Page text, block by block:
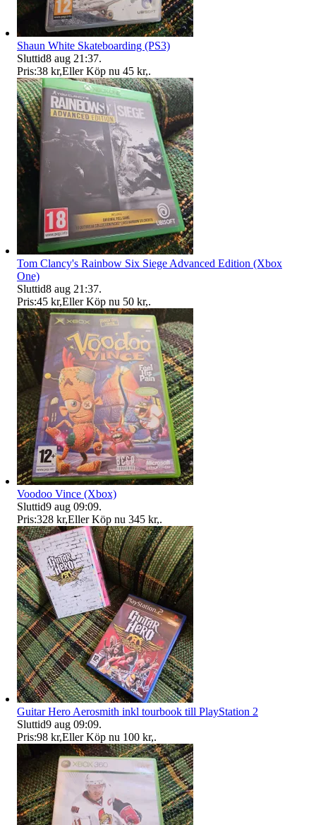
Shaun White Skateboarding (PS3)
Sluttid8 aug 21:37.
Pris:38 kr,Eller Köp nu 45 kr,.
Tom Clancy's Rainbow Six Siege Advanced Edition (Xbox
One)
Sluttid8 aug 21:37.
Pris:45 kr,Eller Köp nu 50 kr,.
Voodoo Vince (Xbox)
Sluttid9 aug 09:09.
Pris:328 kr,Eller Köp nu 345 kr,.
Guitar Hero Aerosmith inkl tourbook till PlayStation 2
Sluttid9 aug 09:09.
Pris:98 kr,Eller Köp nu 100 kr,.